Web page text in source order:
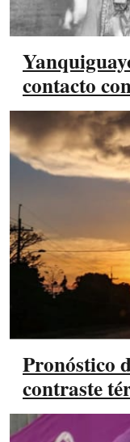
contacto
Pronóstico
contraste